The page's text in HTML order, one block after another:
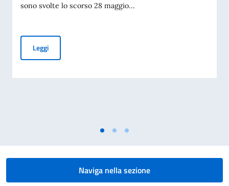
sono svolte lo scorso 28 maggio...
LeggiFesta della Repubblica 2024. Celebrati i valori fondanti
Naviga nella sezione